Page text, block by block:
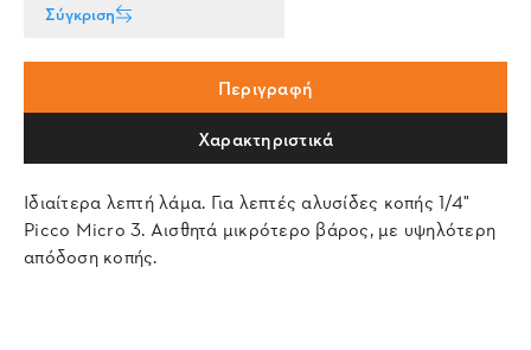
Σύγκριση
Περιγραφή
Χαρακτηριστικά
Ιδιαίτερα λεπτή λάμα. Για λεπτές αλυσίδες κοπής 1/4"
Picco Micro 3. Αισθητά μικρότερο βάρος, με υψηλότερη
απόδοση κοπής.